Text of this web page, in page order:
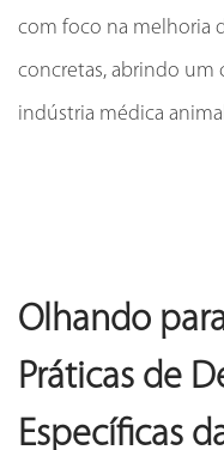
com foco na melhoria
concretas, abrindo um
indústria médica
Olhando
Práticas de
Específicas